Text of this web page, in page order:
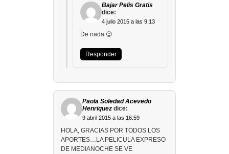
Bajar Pelis Gratis
dice:
4 julio 2015 a las 9:13
De nada 😉
Responder
Paola Soledad Acevedo
Henriquez dice:
9 abril 2015 a las 16:59
HOLA, GRACIAS POR TODOS LOS
APORTES…LA PELICULA EXPRESO
DE MEDIANOCHE SE VE